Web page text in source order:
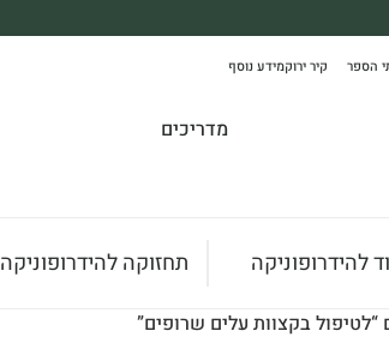
הספר קיר ירוקמידע נוסף
מדריכים
להידרופוניקה תחזוקה להידרופוניקה
“לטיפול בקצוות עלים שרופים”